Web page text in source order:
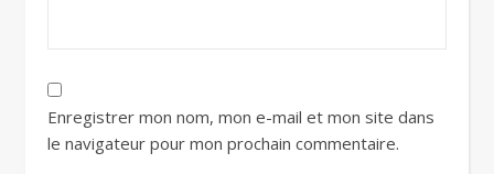
Enregistrer mon nom, mon e-mail et mon site dans
le navigateur pour mon prochain commentaire.